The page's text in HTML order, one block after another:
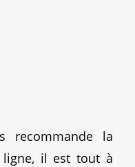
recommande la
ligne, il est tout à